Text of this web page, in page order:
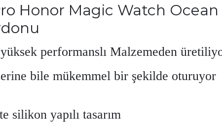
Honor Magic Watch Ocean
performanslı Malzemeden
bile mükemmel bir şekilde oturuyor
silikon yapılı tasarım